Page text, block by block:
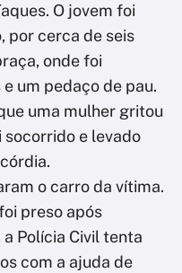
O jovem foi
por cerca de seis
onde foi
um pedaço de pau.
uma mulher gritou
socorrido e levado
o carro da vítima.
preso após
Polícia Civil tenta
com a ajuda de